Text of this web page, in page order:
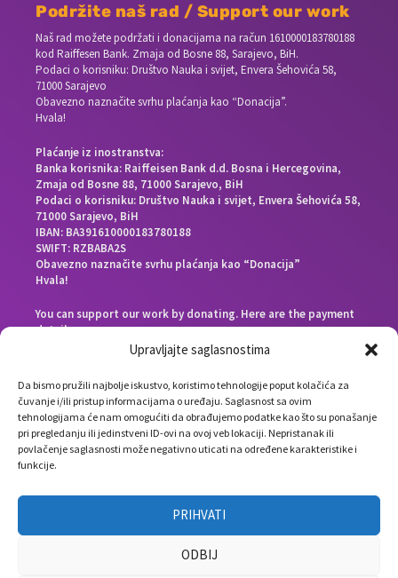
Upravljajte saglasnostima
Da bismo pružili najbolje iskustvo, koristimo tehnologije poput kolačića za
čuvanje i/ili pristup informacijama o uređaju. Saglasnost sa ovim
tehnologijama će nam omogućiti da obrađujemo podatke kao što su ponašanje
pri pregledanju ili jedinstveni ID-ovi na ovoj veb lokaciji. Nepristanak ili
povlačenje saglasnosti može negativno uticati na određene karakteristike i
funkcije.
PRIHVATI
ODBIJ
Podržite naš rad / Support our work
Naš rad možete podržati i donacijama na račun 1610000183780188
kod Raiffesen Bank. Zmaja od Bosne 88, Sarajevo, BiH.
Podaci o korisniku: Društvo Nauka i svijet, Envera Šehovića 58,
71000 Sarajevo
Obavezno naznačite svrhu plaćanja kao “Donacija”.
Hvala!
Plaćanje iz inostranstva:
Banka korisnika: Raiffeisen Bank d.d. Bosna i Hercegovina,
Zmaja od Bosne 88, 71000 Sarajevo, BiH
Podaci o korisniku: Društvo Nauka i svijet, Envera Šehovića 58,
71000 Sarajevo, BiH
IBAN: BA391610000183780188
SWIFT: RZBABA2S
Obavezno naznačite svrhu plaćanja kao “Donacija”
Hvala!
You can support our work by donating. Here are the payment
details:
Beneficiary bank: Raiffeisen Bank d.d. Bosna i Hercegovina,
Zmaja od Bosne 88, 71000 Sarajevo, Bosnia and Herzegovina
End beneficiary: Društvo Nauka i svijet, Envera Šehovića 58,
71000 Sarajevo, Bosnia and Herzegovina
IBAN: BA391610000183780188
SWIFT: RZBABA2S
Please note the payment purpose as “Donation”
Thank you!